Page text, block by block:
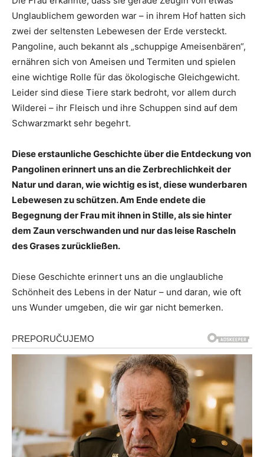
Unglaublichem geworden war – in ihrem Hof hatten sich
zwei der seltensten Lebewesen der Erde versteckt.
Pangoline, auch bekannt als „schuppige Ameisenbären“,
ernähren sich von Ameisen und Termiten und spielen
eine wichtige Rolle für das ökologische Gleichgewicht.
Leider sind diese Tiere stark bedroht, vor allem durch
Wilderei – ihr Fleisch und ihre Schuppen sind auf dem
Schwarzmarkt sehr begehrt.
Diese erstaunliche Geschichte über die Entdeckung von
Pangolinen erinnert uns an die Zerbrechlichkeit der
Natur und daran, wie wichtig es ist, diese wunderbaren
Lebewesen zu schützen. Am Ende endete die
Begegnung der Frau mit ihnen in Stille, als sie hinter
dem Zaun verschwanden und nur das leise Rascheln
des Grases zurückließen.
Diese Geschichte erinnert uns an die unglaubliche
Schönheit des Lebens in der Natur – und daran, wie oft
uns Wunder umgeben, die wir gar nicht bemerken.